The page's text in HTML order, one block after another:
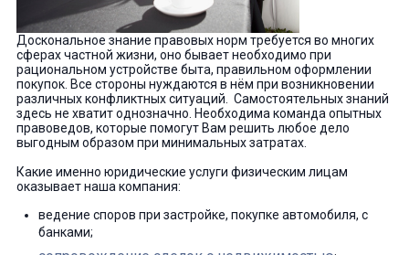
Доскональное знание правовых норм требуется во многих
сферах частной жизни, оно бывает необходимо при
рациональном устройстве быта, правильном оформлении
покупок. Все стороны нуждаются в нём при возникновении
различных конфликтных ситуаций. Самостоятельных знаний
здесь не хватит однозначно. Необходима команда опытных
правоведов, которые помогут Вам решить любое дело
выгодным образом при минимальных затратах.
Какие именно юридические услуги физическим лицам
оказывает наша компания:
ведение споров при застройке, покупке автомобиля, с
банками;